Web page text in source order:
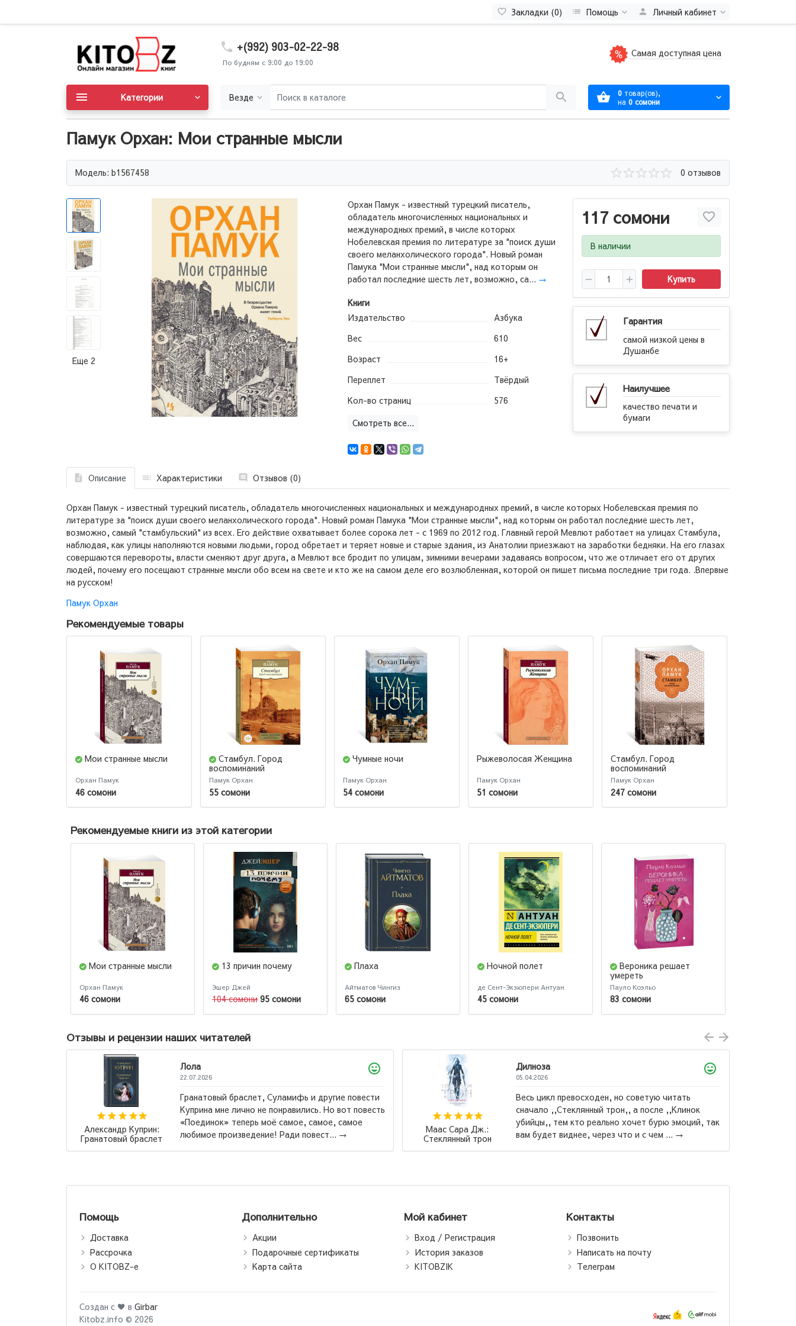
Закладки (0) Помощь Личный кабинет
+(992) 903-02-22-98
По будням с 9:00 до 19:00
Самая доступная цена
Везде 0 товар(ов),
на 0 сомони
Категории
Памук Орхан: Мои странные мысли
Модель: b1567458 0 отзывов
Еще 2
117 сомони
В наличии
Купить
Гарантия
самой низкой цены в
Душанбе
Наилучшее
качество печати и
бумаги
Орхан Памук - известный турецкий писатель,
обладатель многочисленных национальных и
международных премий, в числе которых
Нобелевская премия по литературе за "поиск души
своего меланхолического города". Новый роман
Памука "Мои странные мысли", над которым он
работал последние шесть лет, возможно, са... →
Книги
Издательство
Азбука
Вес
610
Возраст
16+
Переплет
Твёрдый
Кол-во страниц
576
Смотреть все...
Описание Характеристики Отзывов (0)
Орхан Памук - известный турецкий писатель, обладатель многочисленных национальных и международных премий, в числе которых Нобелевская премия по
литературе за "поиск души своего меланхолического города". Новый роман Памука "Мои странные мысли", над которым он работал последние шесть лет,
возможно, самый "стамбульский" из всех. Его действие охватывает более сорока лет - с 1969 по 2012 год. Главный герой Мевлют работает на улицах Стамбула,
наблюдая, как улицы наполняются новыми людьми, город обретает и теряет новые и старые здания, из Анатолии приезжают на заработки бедняки. На его глазах
совершаются перевороты, власти сменяют друг друга, а Мевлют все бродит по улицам, зимними вечерами задаваясь вопросом, что же отличает его от других
людей, почему его посещают странные мысли обо всем на свете и кто же на самом деле его возлюбленная, которой он пишет письма последние три года. .Впервые
на русском!
Памук Орхан
Рекомендуемые товары
Мои странные мысли
Орхан Памук
46 сомони
Стамбул. Город
воспоминаний
Памук Орхан
55 сомони
Чумные ночи
Памук Орхан
54 сомони
Рыжеволосая Женщина
Памук Орхан
51 сомони
Стамбул. Город
воспоминаний
Памук Орхан
247 сомони
Рекомендуемые книги из этой категории
Мои странные мысли
Орхан Памук
46 сомони
13 причин почему
Эшер Джей
104 сомони 95 сомони
Плаха
Айтматов Чингиз
65 сомони
Ночной полет
де Сент-Экзюпери Антуан
45 сомони
Вероника решает
умереть
Пауло Коэльо
83 сомони
Отзывы и рецензии наших читателей
Маас Сара Дж.:
Стеклянный трон
Весь цикл превосходен, но советую читать
сначало ,,Стеклянный трон,, а после ,,Клинок
убийцы,, тем кто реально хочет бурю эмоций, так
вам будет виднее, через что и с чем ...
Роберт Кийосаки:
Падари сарватманд,
падари фақир /
Китоби бехтарин ба ман махкул шуд ва бо нархи
дастрас ❤️...→
Помощь
Доставка
Рассрочка
О KITOBZ-е
Дополнительно
Акции
Подарочные сертификаты
Карта сайта
Мой кабинет
Вход / Регистрация
История заказов
KITOBZIK
Контакты
Позвонить
Написать на почту
Телеграм
Создан с ♥ в Girbar
Kitobz.info © 2026